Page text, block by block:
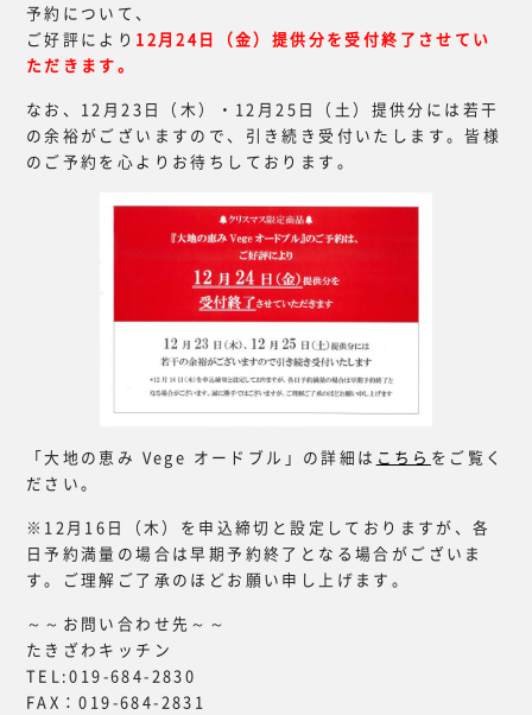
予約について、
ご好評により 12月24日（金）提供分を受付終了させてい
ただきます。
なお、12月23日（木）・12月25日（土）提供分には若干
の余裕がございますので、引き続き受付いたします。皆様
のご予約を心よりお待ちしております。
「大地の恵み Vege オードブル」の詳細は こちら をご覧く
ださい。
※12月16日（木）を申込締切と設定しておりますが、各
日予約満量の場合は早期予約終了となる場合がございま
す。ご理解ご了承のほどお願い申し上げます。
～～お問い合わせ先～～
たきざわキッチン
TEL:019-684-2830
FAX：019-684-2831